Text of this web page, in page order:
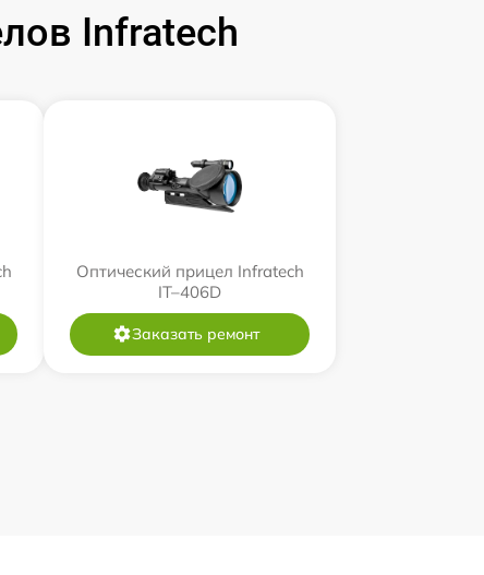
Infratech
Оптический прицел Infratech
IT–406D
Заказать ремонт